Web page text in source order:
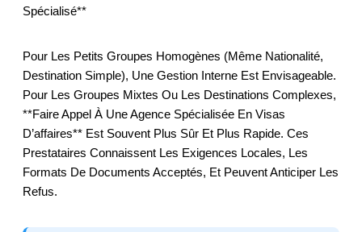
Spécialisé**
Pour Les Petits Groupes Homogènes (même Nationalité,
Destination Simple), Une Gestion Interne Est Envisageable.
Pour Les Groupes Mixtes Ou Les Destinations Complexes,
**faire Appel À Une Agence Spécialisée En Visas
D’affaires** Est Souvent Plus Sûr Et Plus Rapide. Ces
Prestataires Connaissent Les Exigences Locales, Les
Formats De Documents Acceptés, Et Peuvent Anticiper Les
Refus.